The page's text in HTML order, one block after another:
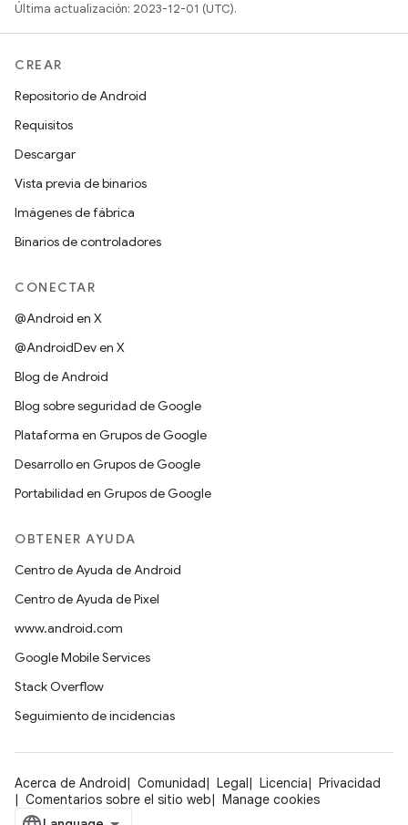
Última actualización: 2023-12-01 (UTC).
CREAR
Repositorio de Android
Requisitos
Descargar
Vista previa de binarios
Imágenes de fábrica
Binarios de controladores
CONECTAR
@Android en X
@AndroidDev en X
Blog de Android
Blog sobre seguridad de Google
Plataforma en Grupos de Google
Desarrollo en Grupos de Google
Portabilidad en Grupos de Google
OBTENER AYUDA
Centro de Ayuda de Android
Centro de Ayuda de Pixel
www.android.com
Google Mobile Services
Stack Overflow
Seguimiento de incidencias
Acerca de Android Comunidad Legal Licencia
Privacidad
Comentarios sobre el sitio web
Manage cookies